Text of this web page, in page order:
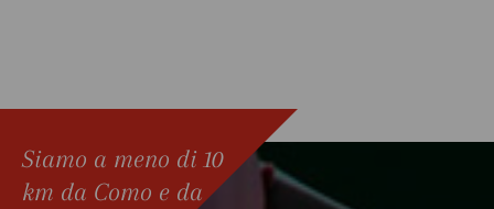
Siamo a meno di 10
km da Como e da